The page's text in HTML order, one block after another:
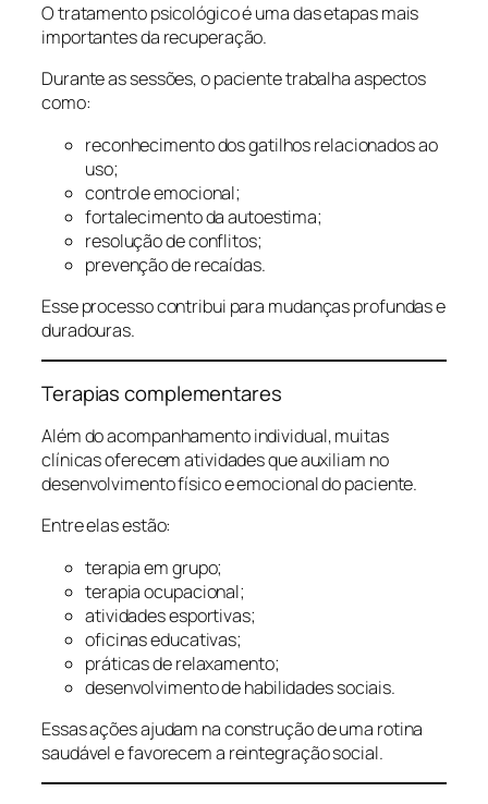
O tratamento psicológico é uma das etapas mais
importantes da recuperação.
Durante as sessões, o paciente trabalha aspectos
como:
reconhecimento dos gatilhos relacionados ao
uso;
controle emocional;
fortalecimento da autoestima;
resolução de conflitos;
prevenção de recaídas.
Esse processo contribui para mudanças profundas e
duradouras.
Terapias complementares
Além do acompanhamento individual, muitas
clínicas oferecem atividades que auxiliam no
desenvolvimento físico e emocional do paciente.
Entre elas estão:
terapia em grupo;
terapia ocupacional;
atividades esportivas;
oficinas educativas;
práticas de relaxamento;
desenvolvimento de habilidades sociais.
Essas ações ajudam na construção de uma rotina
saudável e favorecem a reintegração social.